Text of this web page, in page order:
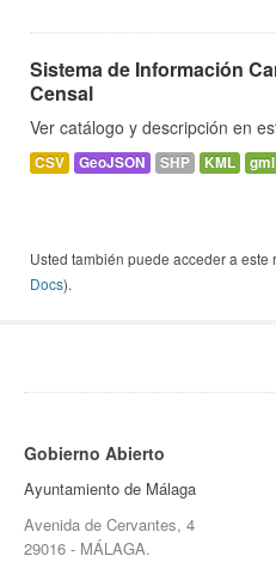
Sistema de Información
Censal
Ver catálogo y descripción en
CSV GeoJSON SHP KML gml
Usted también puede acceder a
Docs).
Gobierno Abierto
Ayuntamiento de Málaga
Avenida de Cervantes, 4
29016 - MÁLAGA.